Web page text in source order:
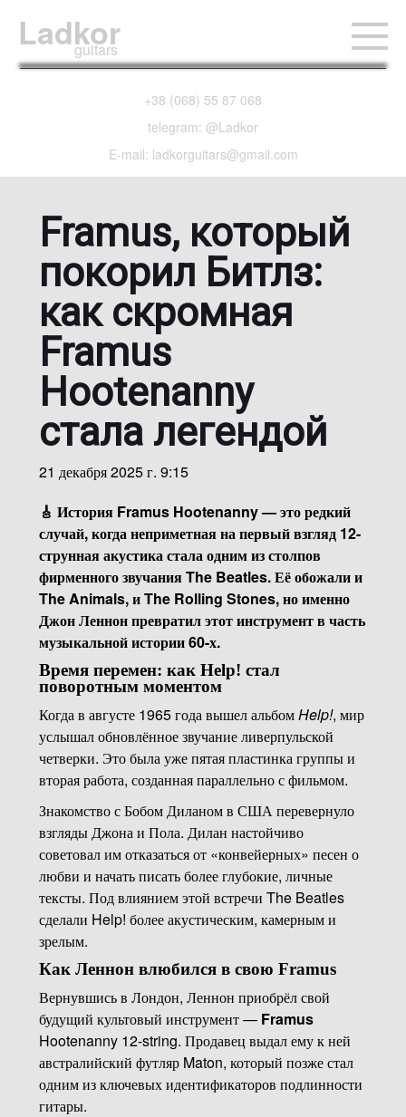
Ladkor
guitars
+38 (068) 55 87 068
telegram: @Ladkor
E-mail: ladkorguitars@gmail.com
Framus, который
покорил Битлз:
как скромная
Framus
Hootenanny
стала легендой
21 декабря 2025 г. 9:15
🎸 История Framus Hootenanny — это редкий
случай, когда неприметная на первый взгляд 12-
струнная акустика стала одним из столпов
фирменного звучания The Beatles. Её обожали и
The Animals, и The Rolling Stones, но именно
Джон Леннон превратил этот инструмент в часть
музыкальной истории 60-х.
Время перемен: как Help! стал
поворотным моментом
Когда в августе 1965 года вышел альбомHelp!, мир
услышал обновлённое звучание ливерпульской
четверки. Это была уже пятая пластинка группы и
вторая работа, созданная параллельно с фильмом.
Знакомство с Бобом Диланом в США перевернуло
взгляды Джона и Пола. Дилан настойчиво
советовал им отказаться от «конвейерных» песен о
любви и начать писать более глубокие, личные
тексты. Под влиянием этой встречи The Beatles
сделали Help! более акустическим, камерным и
зрелым.
Как Леннон влюбился в свою Framus
Вернувшись в Лондон, Леннон приобрёл свой
будущий культовый инструмент — Framus
Hootenanny 12-string. Продавец выдал ему к ней
австралийский футляр Maton, который позже стал
одним из ключевых идентификаторов подлинности
гитары.